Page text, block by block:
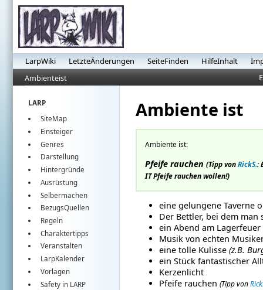
LarpWiki LetzteÄnderungen SeiteFinden HilfeInhalt
Ambienteist
LARP
SiteMap
Einsteiger
Genres
Darstellung
Hintergründe
Ausrüstung
Selbermachen
BezugsQuellen
Regeln
Charaktertipps
Veranstalten
LarpKalender
Vorlagen
Safety in LARP
Ambiente ist
Ambiente ist:
Pfeife rauchen(Tipp vonRickS.:
IT Pfeife rauchen wollen!)
eine gelungene Taverne
Der Bettler, bei dem
ein Abend am Lagerfeuer
Musik von echten
eine tolle Kulisse (z.B.
ein Stück fantastischer
Kerzenlicht
Pfeife rauchen (Tipp von